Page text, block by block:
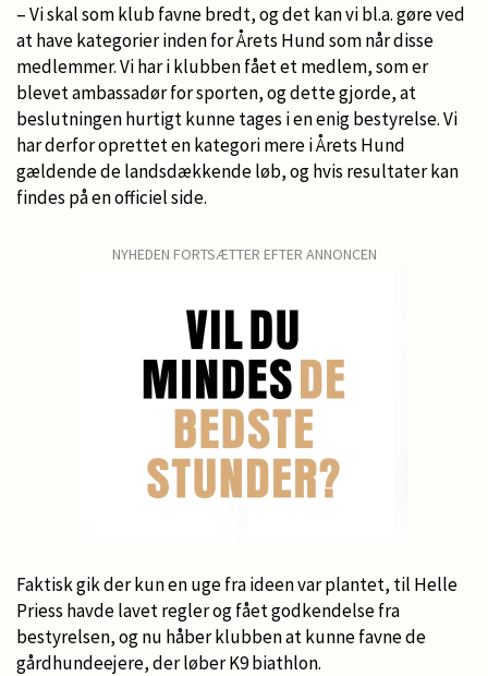
– Vi skal som klub favne bredt, og det kan vi bl.a. gøre ved
at have kategorier inden for Årets Hund som når disse
medlemmer. Vi har i klubben fået et medlem, som er
blevet ambassadør for sporten, og dette gjorde, at
beslutningen hurtigt kunne tages i en enig bestyrelse. Vi
har derfor oprettet en kategori mere i Årets Hund
gældende de landsdækkende løb, og hvis resultater kan
findes på en officiel side.
NYHEDEN FORTSÆTTER EFTER ANNONCEN
Faktisk gik der kun en uge fra ideen var plantet, til Helle
Priess havde lavet regler og fået godkendelse fra
bestyrelsen, og nu håber klubben at kunne favne de
gårdhundeejere, der løber K9 biathlon.